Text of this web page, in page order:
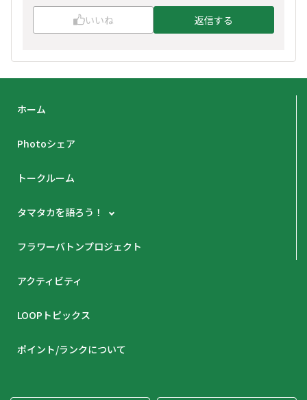
いいね 返信する
ホーム
Photoシェア
トークルーム
タマタカを語ろう！
フラワーバトンプロジェクト
アクティビティ
LOOPトピックス
ポイント/ランクについて